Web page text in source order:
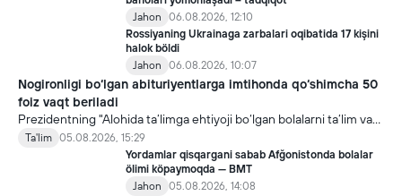
Jahon
06.08.2026, 12:10
Rossiyaning Ukrainaga zarbalari oqibatida 17 kişini
halok böldi
Jahon
06.08.2026, 10:07
Nogironligi bo‘lgan abituriyentlarga imtihonda qo‘shimcha 50
foiz vaqt beriladi
Prezidentning "Alohida ta’limga ehtiyoji bo‘lgan bolalarni ta’lim va
ijtimoiy xizmatlar bilan qamrab olish tizimini takomillashtirish
bo‘yicha qo‘shimcha chora-tadbirlar to‘g‘risida"gi qarori bilan
inklyuziv ta’lim sohasida qator yangi mexanizmlar joriy etilmoqda.
Ta'lim 05.08.2026, 15:29
Yordamlar qisqargani sabab Afğonistonda bolalar
ölimi köpaymoqda — BMT
Jahon
05.08.2026, 14:08